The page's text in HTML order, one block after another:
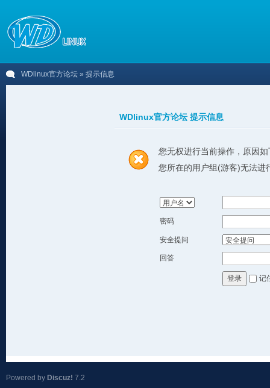
WDlinux官方论坛 » 提示信息
WDlinux官方论坛 提示信息
您无权进行当前操作，原因如
您所在的用户组(游客)无法进
密码
安全提问
回答
登录 记
Powered by Discuz! 7.2